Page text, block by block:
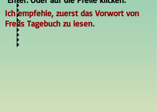
Ich empfehle, zuerst das Vorwort von
Freds Tagebuch zu lesen.